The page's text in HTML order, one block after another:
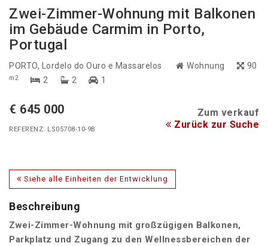
Zwei-Zimmer-Wohnung mit Balkonen
im Gebäude Carmim in Porto,
Portugal
PORTO, Lordelo do Ouro e Massarelos Wohnung 90
m2 2 2 1
€ 645 000 Zum verkauf
REFERENZ: LS05708-10-9B Zurück zur Suche
Siehe alle Einheiten der Entwicklung
Beschreibung
Zwei-Zimmer-Wohnung mit großzügigen Balkonen,
Parkplatz und Zugang zu den Wellnessbereichen der